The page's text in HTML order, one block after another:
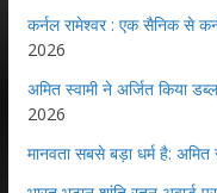
कर्नल रामेश्वर : एक सैनिक से
2026
अमित स्वामी ने अर्जित किया
2026
मानवता सबसे बड़ा धर्म है: अमित